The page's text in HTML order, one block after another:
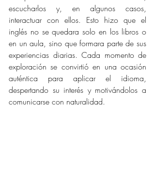
escucharlos y, en algunos casos,
interactuar con ellos. Esto hizo que el
inglés no se quedara solo en los libros o
en un aula, sino que formara parte de sus
experiencias diarias. Cada momento de
exploración se convirtió en una ocasión
auténtica para aplicar el idioma,
despertando su interés y motivándolos a
comunicarse con naturalidad.